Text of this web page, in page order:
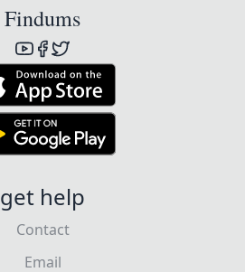
Findums
get help
Contact
Email